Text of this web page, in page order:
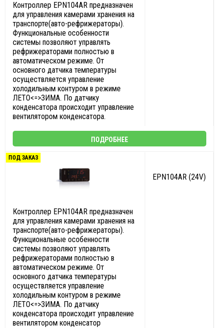
Контроллер EPN104AR предназначен
для управления камерами хранения на
транспорте(авто-рефрижераторы).
Функциональные особенности
системы позволяют управлять
рефрижераторами полностью в
автоматическом режиме. От
основного датчика температуры
осуществляется управление
холодильным контуром в режиме
ЛЕТО<=>ЗИМА. По датчику
конденсатора происходит управление
вентилятором конденсатора.
ПОДРОБНЕЕ
ПОД ЗАКАЗ
EPN104AR (24V)
Контроллер EPN104AR предназначен
для управления камерами хранения на
транспорте(авто-рефрижераторы).
Функциональные особенности
системы позволяют управлять
рефрижераторами полностью в
автоматическом режиме. От
основного датчика температуры
осуществляется управление
холодильным контуром в режиме
ЛЕТО<=>ЗИМА. По датчику
конденсатора происходит управление
вентилятором конденсатор